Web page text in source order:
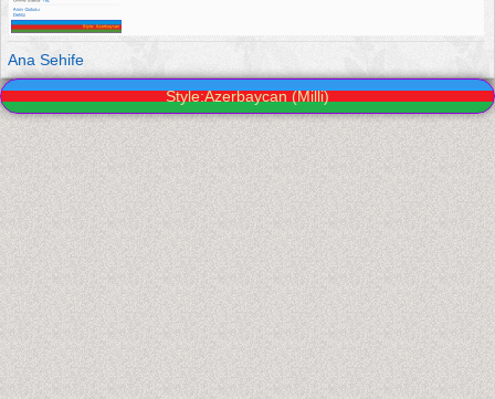
Ana Sehife
Style:Azerbaycan (Milli)